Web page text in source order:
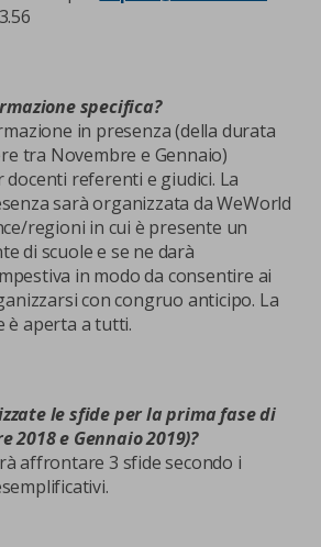
specifica?
in presenza (della durata
tra Novembre e Gennaio)
referenti e giudici. La
sarà organizzata da WeWorld
regioni in cui è presente un
di scuole e se ne darà
in modo da consentire ai
con congruo anticipo. La
è aperta a tutti.
le sfide per la prima fase di
2018 e Gennaio 2019)?
affrontare 3 sfide secondo i